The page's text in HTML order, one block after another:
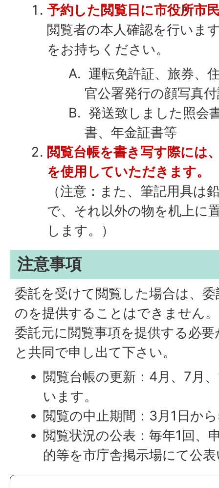
予約した閲覧日に市役所市
閲覧者の本人確認を行いま
をお持ちください。
運転免許証、旅券、
官公署発行の顔写真
発送致しました照会
書、年金証書等
閲覧台帳を書き写す際には
を使用していただきます。
（注意：また、筆記用具は
で、それ以外の物を机上に
します。）
注意事項
委託を受けて閲覧した場合は、
のを提供することはできません。
委託元に閲覧事項を提供する必
と共同で申し出て下さい。
閲覧台帳の更新：4月、7月
います。
閲覧の中止期間：3月1日か
閲覧状況の公表：毎年1回、
的等を市庁舎掲示場にて公